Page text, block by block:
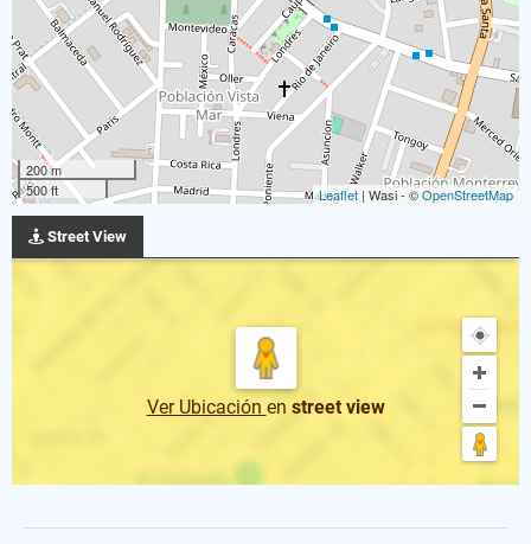
200 m
500 ft
Leaflet | Wasi - ©OpenStreetMap
Street View
Ver Ubicación en street view